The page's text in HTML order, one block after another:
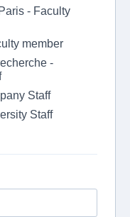
- Faculty
member
-
Staff
Staff